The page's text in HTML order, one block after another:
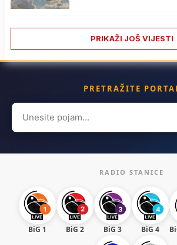
PRIKAŽI JOŠ VIJESTI
PRETRAŽITE
Search
for:
RADIO STANICE
BiG 1 BiG 2 BiG 3 BiG 4